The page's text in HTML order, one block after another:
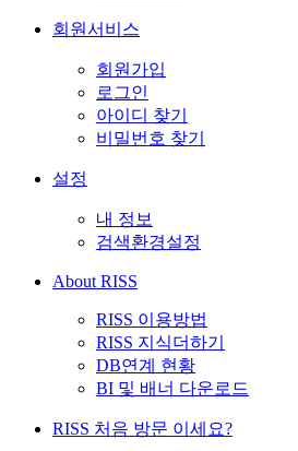
회원서비스
회원가입
로그인
아이디 찾기
비밀번호 찾기
설정
내 정보
검색환경설정
About RISS
RISS 이용방법
RISS 지식더하기
DB연계 현황
BI 및 배너 다운로드
RISS 처음 방문 이세요?